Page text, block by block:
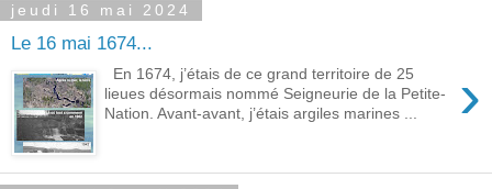
jeudi 16 mai 2024
Le 16 mai 1674...
›
En 1674, j’étais de ce grand territoire de 25
lieues désormais nommé Seigneurie de la Petite-
Nation. Avant-avant, j’étais argiles marines ...